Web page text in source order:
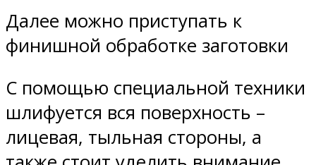
Далее можно приступать к
финишной обработке заготовки
С помощью специальной техники
шлифуется вся поверхность –
лицевая, тыльная стороны, а